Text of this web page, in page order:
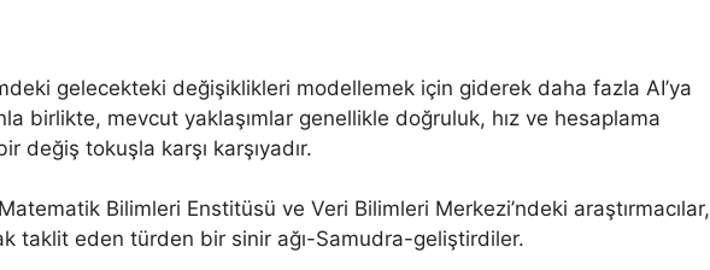
gelecekteki değişiklikleri modellemek için giderek daha fazla AI’ya
birlikte, mevcut yaklaşımlar genellikle doğruluk, hız ve hesaplama
değiş tokuşla karşı karşıyadır.
Bilimleri Enstitüsü ve Veri Bilimleri Merkezi’ndeki araştırmacılar,
taklit eden türden bir sinir ağı-Samudra-geliştirdiler.